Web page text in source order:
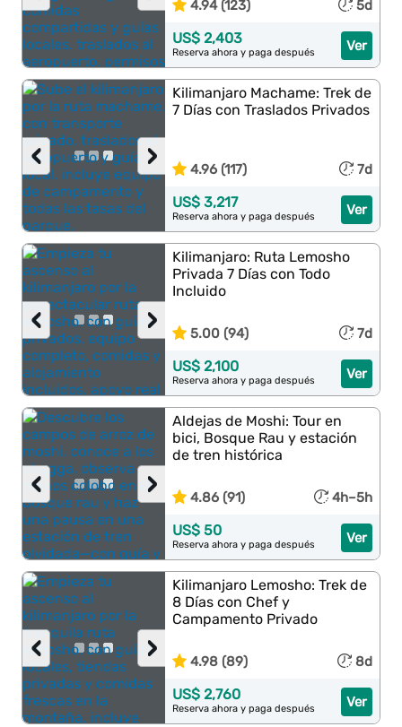
4.94 (123) 5d
Ver
US$ 2,403
Reserva ahora y paga después
›
‹
Kilimanjaro Machame: Trek de
7 Días con Traslados Privados
4.96 (117) 7d
Ver
US$ 3,217
Reserva ahora y paga después
›
‹
Kilimanjaro: Ruta Lemosho
Privada 7 Días con Todo
Incluido
5.00 (94) 7d
Ver
US$ 2,100
Reserva ahora y paga después
›
‹
Aldejas de Moshi: Tour en
bici, Bosque Rau y estación
de tren histórica
4.86 (91) 4h–5h
Ver
US$ 50
Reserva ahora y paga después
›
‹
Kilimanjaro Lemosho: Trek de
8 Días con Chef y
Campamento Privado
4.98 (89) 8d
Ver
US$ 2,760
Reserva ahora y paga después